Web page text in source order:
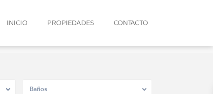
INICIO PROPIEDADES CONTACTO
Baños